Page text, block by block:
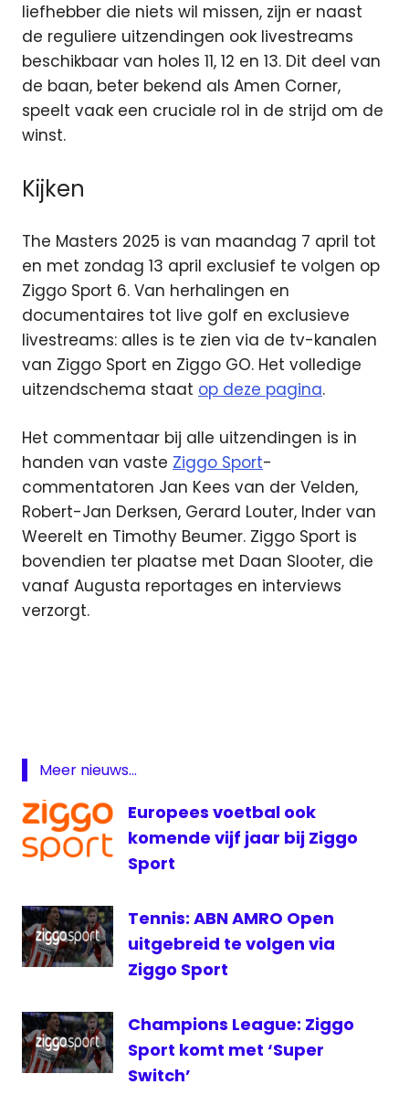
liefhebber die niets wil missen, zijn er naast
de reguliere uitzendingen ook livestreams
beschikbaar van holes 11, 12 en 13. Dit deel van
de baan, beter bekend als Amen Corner,
speelt vaak een cruciale rol in de strijd om de
winst.
Kijken
The Masters 2025 is van maandag 7 april tot
en met zondag 13 april exclusief te volgen op
Ziggo Sport 6. Van herhalingen en
documentaires tot live golf en exclusieve
livestreams: alles is te zien via de tv-kanalen
van Ziggo Sport en Ziggo GO. Het volledige
uitzendschema staat op deze pagina.
Het commentaar bij alle uitzendingen is in
handen van vaste Ziggo Sport-
commentatoren Jan Kees van der Velden,
Robert-Jan Derksen, Gerard Louter, Inder van
Weerelt en Timothy Beumer. Ziggo Sport is
bovendien ter plaatse met Daan Slooter, die
vanaf Augusta reportages en interviews
verzorgt.
Meer nieuws...
Europees voetbal ook
komende vijf jaar bij Ziggo
Sport
Tennis: ABN AMRO Open
uitgebreid te volgen via
Ziggo Sport
Champions League: Ziggo
Sport komt met ‘Super
Switch’